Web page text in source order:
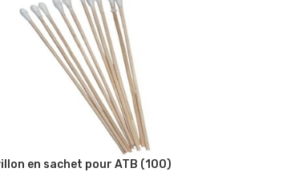
en sachet pour ATB (100)